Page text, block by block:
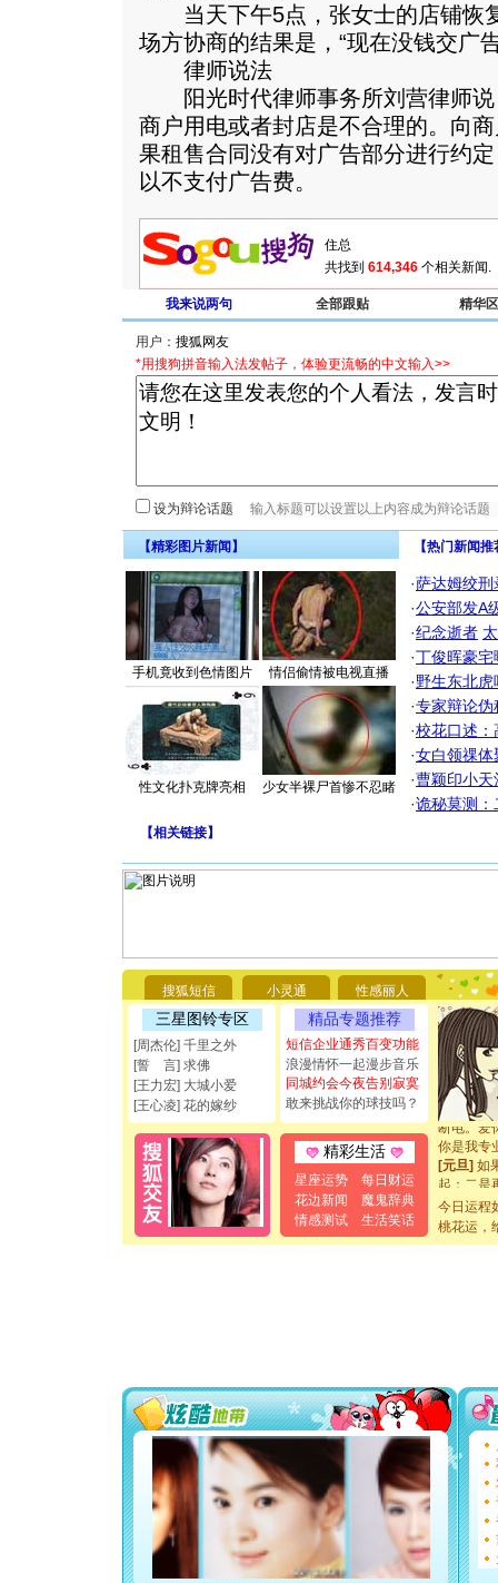
当天下午5点，张女士的店铺恢
场方协商的结果是，“现在没钱交广
律师说法
阳光时代律师事务所刘营律师说
商户用电或者封店是不合理的。向
果租售合同没有对广告部分进行约
以不支付广告费。
共找到 614,346 个相关新闻.
我来说两句 全部跟贴 精华区
用户：
*用搜狗拼音输入法发帖子，体验更流畅的中文输入>>
设为辩论话题
【精彩图片新闻】
手机竟收到色情图片 情侣偷情被电视直播
性文化扑克牌亮相 少女半裸尸首惨不忍睹
【热门新闻
·萨达姆绞刑
·公安部发A
·纪念逝者
·丁俊晖豪
·野生东北
·专家辩论伪
·校花口述：
·女白领祼体
·曹颖印小天
·诡秘莫测：
【相关链接】
搜狐短信 小灵通 性感丽人
三星图铃专区
[周杰伦] 千里之外
[誓 言] 求佛
[王力宏] 大城小爱
[王心凌] 花的嫁纱
精品专题推荐
短信企业通秀百变功能
浪漫情怀一起漫步音乐
同城约会今夜告别寂寞
敢来挑战你的球技吗？
精彩生活
星座运势
每日财运
花边新闻
魔鬼辞典
情感测试
生活笑话
你太多，
要平安
[圣诞节]
能正大光
都要快乐
[圣诞节]
如意,快
[元旦]看
断电。爱
你是我专
[元旦]如
起；二是
[元旦]当
泣，这痛
[圣诞节]
你太多，
要平安
[圣诞节]
能正大
都要快乐
[圣诞节]
如意,快
[元旦]
看
断电。
你是我
今日运程
桃花运，